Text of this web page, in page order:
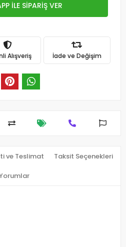
İLE SİPARİŞ VER
Alışveriş İade ve Değişim
ve Teslimat Taksit Seçenekleri